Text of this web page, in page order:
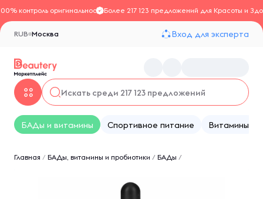
контроль оригинальностиБолее 217 123 предложений для Красоты и
Москва
RUB Вход для эксперта
БАДы и витамины Спортивное питание Витамины
Главная / БАДы, витамины и пробиотики / БАДы /